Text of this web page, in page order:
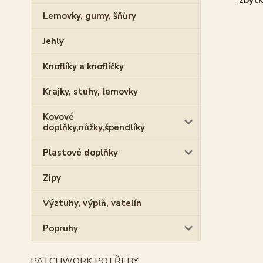
Lemovky, gumy, šňůry
Jehly
Knoflíky a knoflíčky
Krajky, stuhy, lemovky
Kovové
doplňky,nůžky,špendlíky
Plastové doplňky
Zipy
Výztuhy, výplň, vatelín
Popruhy